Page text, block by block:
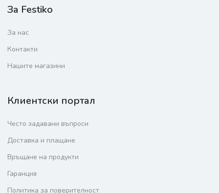
За Festiko
За нас
Контакти
Нашите магазини
Клиентски портал
Често задавани въпроси
Доставка и плащане
Връщане на продукти
Гаранция
Политика за поверителност